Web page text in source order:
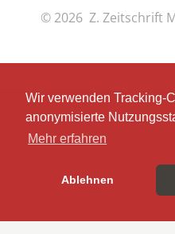
Wir verwenden Tracking-
anonymisierte
Mehr erfahren
Ablehnen
© 2026 Z. Zeitschrift